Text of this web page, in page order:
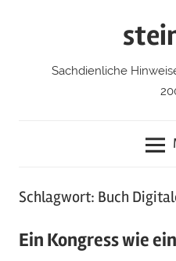
Sachdienliche
Schlagwort: Buch
Ein Kongress wie